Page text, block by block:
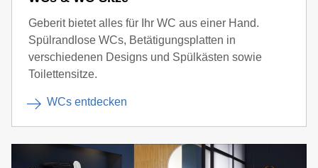
Geberit bietet alles für Ihr WC aus einer Hand.
Spülrandlose WCs, Betätigungsplatten in
verschiedenen Designs und Spülkästen sowie
Toilettensitze.
WCs entdecken